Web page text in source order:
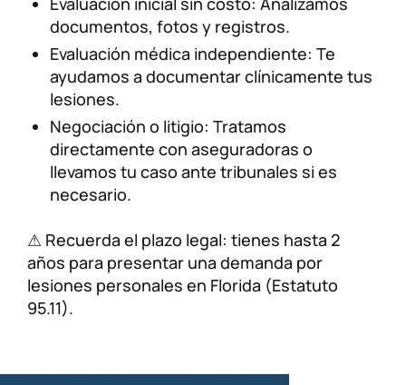
documentos, fotos y registros.
Evaluación médica independiente: Te
ayudamos a documentar clínicamente tus
lesiones.
Negociación o litigio: Tratamos
directamente con aseguradoras o
llevamos tu caso ante tribunales si es
necesario.
⚠ Recuerda el plazo legal: tienes hasta 2
años para presentar una demanda por
lesiones personales en Florida (Estatuto
95.11).